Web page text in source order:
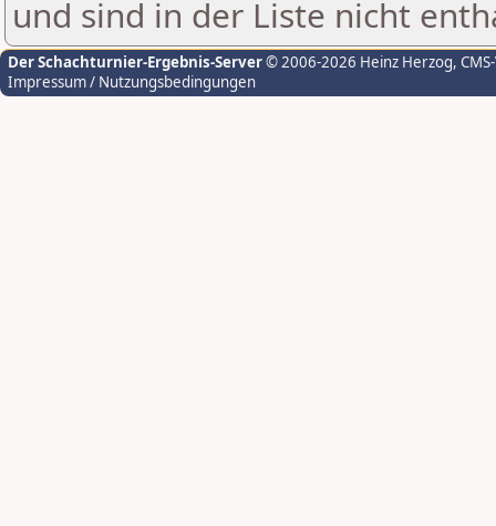
und sind in der Liste nicht
Der Schachturnier-Ergebnis-Server© 2006-2026 Heinz Herzog,
Impressum / Nutzungsbedingungen